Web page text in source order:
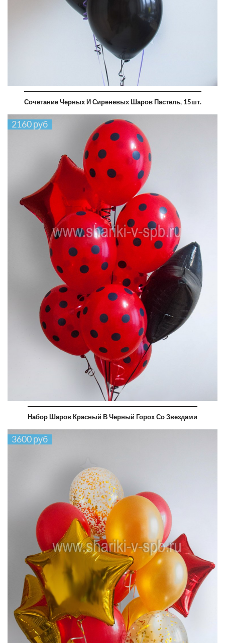
Сочетание Черных И Сиреневых Шаров Пастель, 15шт.
2160 руб
Набор Шаров Красный В Черный Горох Со Звездами
3600 руб